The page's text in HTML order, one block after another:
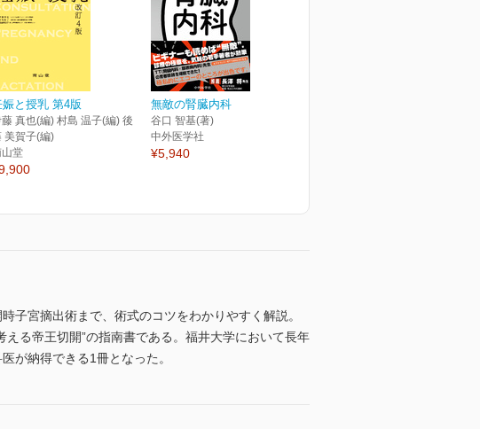
娠と授乳 第4版
真也(編) 村島 温子(編) 後
美賀子(編)
堂
無敵の腎臓内科
谷口 智基(著)
中外医学社
¥5,940
子宮摘出術まで、術式のコツをわかりやすく解説。
る帝王切開”の指南書である。福井大学において長年
が納得できる1冊となった。